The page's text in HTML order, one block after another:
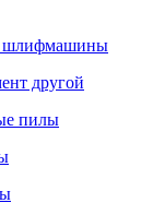
шлифмашины
другой
пилы